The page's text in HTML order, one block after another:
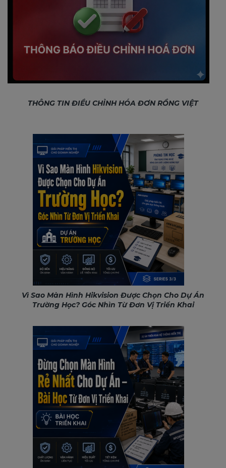
THÔNG TIN ĐIỀU CHỈNH HÓA ĐƠN RỒNG VIỆT
Vì Sao Màn Hình Hikvision Được Chọn Cho Dự Án
Trường Học? Góc Nhìn Từ Đơn Vị Triển Khai